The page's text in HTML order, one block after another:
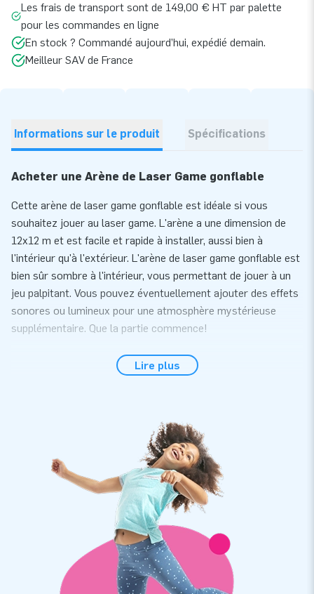
Les frais de transport sont de 149,00 € HT par palette
pour les commandes en ligne
En stock ? Commandé aujourd’hui, expédié demain.
Meilleur SAV de France
Informations sur le produit Spécifications
Acheter une Arène de Laser Game gonflable
Cette arène de laser game gonflable est idéale si vous
souhaitez jouer au laser game. L'arène a une dimension de
12x12 m et est facile et rapide à installer, aussi bien à
l'intérieur qu'à l'extérieur. L'arène de laser game gonflable est
bien sûr sombre à l'intérieur, vous permettant de jouer à un
jeu palpitant. Vous pouvez éventuellement ajouter des effets
sonores ou lumineux pour une atmosphère mystérieuse
supplémentaire. Que la partie commence!
Arène de laser game de haute qualité
facile à nettoyer. Bien sûr, vous bénéficiez également d'une
garantie. L'arene de laser game gonflable est livrée avec tout
ce dont vous avez besoin : souffleur, matériel d'ancrage, sac
de transport et mode d'emploi clair.
JB Gonflables propose plus de 3000 gonflables en
JB Gonflables propose une large gamme et a plus de 3000
gonflables en stock. Cela fait de JB Gonflables un fournisseur
leader de structures gonflables. Vous recherchez un parc de
Lire plus